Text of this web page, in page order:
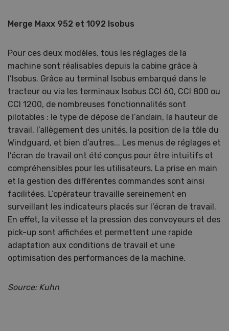
Merge Maxx 952 et 1092 Isobus
Pour ces deux modèles, tous les réglages de la
machine sont réalisables depuis la cabine grâce à
l’Isobus. Grâce au terminal Isobus embarqué dans le
tracteur ou via les terminaux Isobus CCI 60, CCI 800 ou
CCI 1200, de nombreuses fonctionnalités sont
pilotables : le type de dépose de l’andain, la hauteur de
travail, l’allègement des unités, la position de la tôle du
Windguard, et bien d’autres... Les menus de réglages et
l’écran de travail ont été conçus pour être intuitifs et
compréhensibles pour les utilisateurs. La prise en main
et la gestion des différentes commandes sont ainsi
facilitées. L’opérateur travaille sereinement en
surveillant les indicateurs placés sur l’écran de travail.
En effet, la vitesse et la pression des convoyeurs et des
pick-up sont affichées et permettent une rapide
adaptation aux conditions de travail et une
optimisation des performances de la machine.
Source: Kuhn